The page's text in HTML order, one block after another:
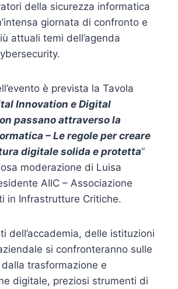
della sicurezza informatica
giornata di confronto e
attuali temi dell’agenda
è prevista la Tavola
Innovation e Digital
passano attraverso la
– Le regole per creare
digitale solida e protetta”
moderazione di Luisa
AIIC – Associazione
in Infrastrutture Critiche.
dell’accademia, delle istituzioni
si confronteranno sulle
trasformazione e
digitale, preziosi strumenti di